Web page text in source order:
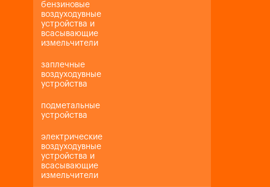
бензиновые
воздуходувные
устройства и
всасывающие
измельчители
заплечные
воздуходувные
устройства
подметальные
устройства
электрические
воздуходувные
устройства и
всасывающие
измельчители